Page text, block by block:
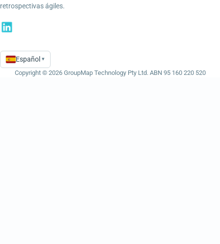
retrospectivas ágiles.
Language
Español ▾
Copyright © 2026 GroupMap Technology Pty Ltd. ABN 95 160 220 520